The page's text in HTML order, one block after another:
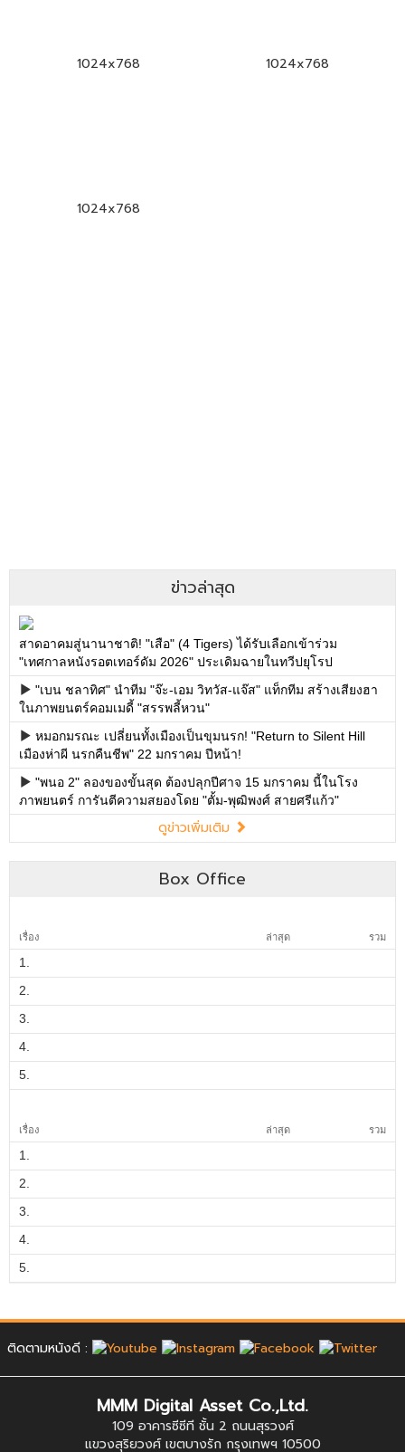
1024x768 1024x768
1024x768
ข่าวล่าสุด
สาดอาคมสู่นานาชาติ! "เสือ" (4 Tigers) ได้รับเลือกเข้าร่วม
"เทศกาลหนังรอตเทอร์ดัม 2026" ประเดิมฉายในทวีปยุโรป
"เบน ชลาทิศ" นำทีม "จ๊ะ-เอม วิทวัส-แจ๊ส" แท็กทีม สร้างเสียงฮา
ในภาพยนตร์คอมเมดี้ "สรรพลี้หวน"
หมอกมรณะ เปลี่ยนทั้งเมืองเป็นขุมนรก! "Return to Silent Hill
เมืองห่าผี นรกคืนชีพ" 22 มกราคม ปีหน้า!
"พนอ 2" ลองของขั้นสุด ต้องปลุกปีศาจ 15 มกราคม นี้ในโรง
ภาพยนตร์ การันตีความสยองโดย "ตั้ม-พุฒิพงศ์ สายศรีแก้ว"
ดูข่าวเพิ่มเติม
Box Office
เรื่อง ล่าสุด รวม
1.
2.
3.
4.
5.
เรื่อง ล่าสุด รวม
1.
2.
3.
4.
5.
ติดตามหนังดี :
MMM Digital Asset Co.,Ltd.
109 อาคารซีซีที ชั้น 2 ถนนสุรวงศ์
แขวงสุริยวงศ์ เขตบางรัก กรุงเทพฯ 10500